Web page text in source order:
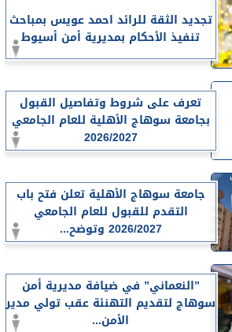
تجديد الثقة للرائد احمد عويس بمباحث
تنفيذ الأحكام بمديرية أمن أسيوط
تعرف على شروط وتفاصيل القبول
بجامعة سوهاج الأهلية للعام الجامعي
2026/2027
جامعة سوهاج الأهلية تعلن فتح باب
التقدم للقبول للعام الجامعي
2026/2027 وتوضح...
”النعماني” في ضيافة مديرية أمن
سوهاج لتقديم التهنئة عقب تولي مدير
الأمن...